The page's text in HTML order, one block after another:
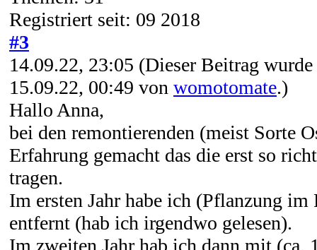
Registriert seit: 09 2018
#3
14.09.22, 23:05 (Dieser Beitrag
15.09.22, 00:49 von womotomate.)
Hallo Anna,
bei den remontierenden (meist Sorte
Erfahrung gemacht das die erst so
tragen.
Im ersten Jahr habe ich (Pflanzung
entfernt (hab ich irgendwo gelesen).
Im zweiten Jahr hab ich dann mit (ca.